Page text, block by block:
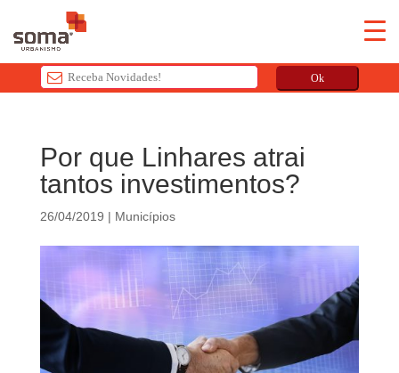
Ok
s
i
s
u
Por que Linhares atrai
tantos investimentos?
26/04/2019 | Municípios